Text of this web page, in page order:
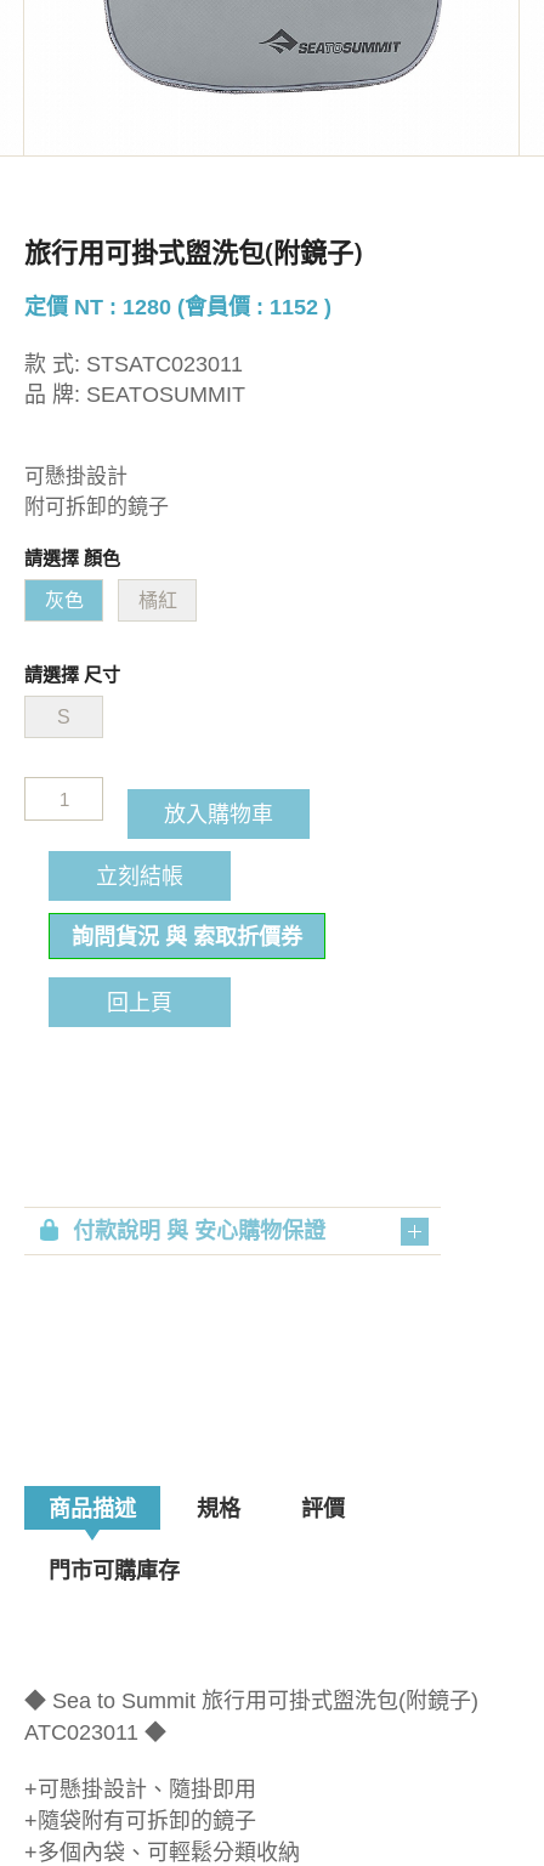
旅行用可掛式盥洗包(附鏡子)
定價 NT : 1280 (會員價 : 1152 )
款 式: STSATC023011
品 牌: SEATOSUMMIT
可懸掛設計
附可拆卸的鏡子
請選擇 顏色
灰色 橘紅
請選擇 尺寸
S
放入購物車
立刻結帳
詢問貨況 與 索取折價券
回上頁
付款說明 與 安心購物保證
商品描述 規格 評價
門市可購庫存
◆ Sea to Summit 旅行用可掛式盥洗包(附鏡子)
ATC023011 ◆
+可懸掛設計、隨掛即用
+隨袋附有可拆卸的鏡子
+多個內袋、可輕鬆分類收納